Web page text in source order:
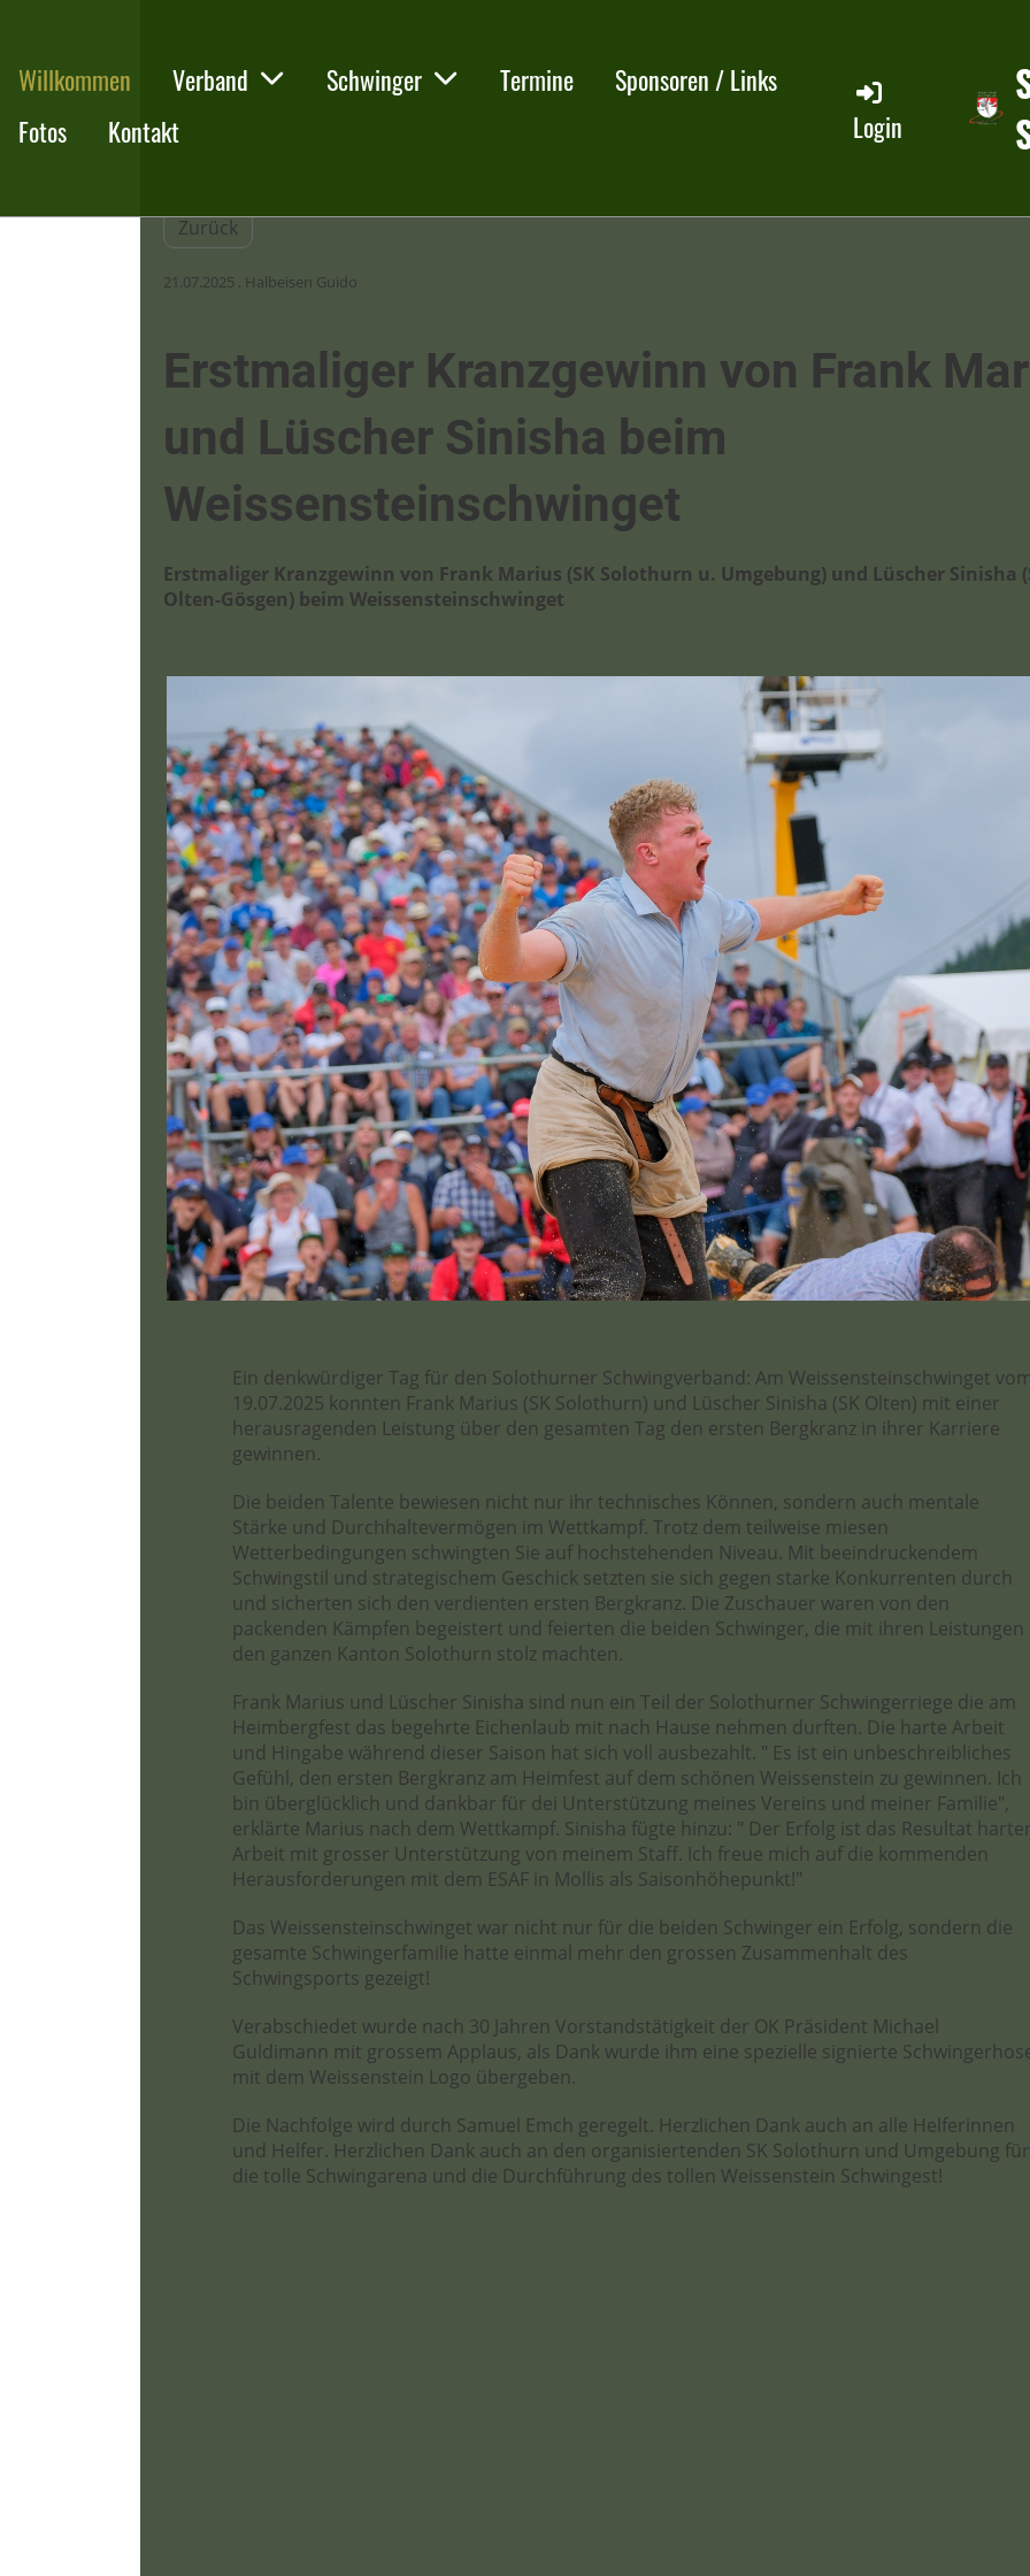
Willkommen Verband Schwinger Termine
Sponsoren / Links
Fotos
Kontakt Login
Zurück
21.07.2025 , Halbeisen Guido
Erstmaliger Kranzgewinn von Frank
und Lüscher Sinisha beim
Weissensteinschwinget
Erstmaliger Kranzgewinn von Frank Marius (SK Solothurn u. Umgebung) und Lüscher Sinisha
Olten-Gösgen) beim Weissensteinschwinget
Ein denkwürdiger Tag für den Solothurner Schwingverband: Am Weissensteinschwinget
19.07.2025 konnten Frank Marius (SK Solothurn) und Lüscher Sinisha (SK Olten) mit einer
herausragenden Leistung über den gesamten Tag den ersten Bergkranz in ihrer Karriere
gewinnen.
Die beiden Talente bewiesen nicht nur ihr technisches Können, sondern auch mentale
Stärke und Durchhaltevermögen im Wettkampf. Trotz dem teilweise miesen
Wetterbedingungen schwingten Sie auf hochstehenden Niveau. Mit beeindruckendem
Schwingstil und strategischem Geschick setzten sie sich gegen starke Konkurrenten durch
und sicherten sich den verdienten ersten Bergkranz. Die Zuschauer waren von den
packenden Kämpfen begeistert und feierten die beiden Schwinger, die mit ihren Leistungen
den ganzen Kanton Solothurn stolz machten.
Frank Marius und Lüscher Sinisha sind nun ein Teil der Solothurner Schwingerriege die am
Heimbergfest das begehrte Eichenlaub mit nach Hause nehmen durften. Die harte Arbeit
und Hingabe während dieser Saison hat sich voll ausbezahlt. " Es ist ein unbeschreibliches
Gefühl, den ersten Bergkranz am Heimfest auf dem schönen Weissenstein zu gewinnen. Ich
bin überglücklich und dankbar für dei Unterstützung meines Vereins und meiner Familie",
erklärte Marius nach dem Wettkampf. Sinisha fügte hinzu: " Der Erfolg ist das Resultat
Arbeit mit grosser Unterstützung von meinem Staff. Ich freue mich auf die kommenden
Herausforderungen mit dem ESAF in Mollis als Saisonhöhepunkt!"
Das Weissensteinschwinget war nicht nur für die beiden Schwinger ein Erfolg, sondern die
gesamte Schwingerfamilie hatte einmal mehr den grossen Zusammenhalt des
Schwingsports gezeigt!
Verabschiedet wurde nach 30 Jahren Vorstandstätigkeit der OK Präsident Michael
Guldimann mit grossem Applaus, als Dank wurde ihm eine spezielle signierte
mit dem Weissenstein Logo übergeben.
Die Nachfolge wird durch Samuel Emch geregelt. Herzlichen Dank auch an alle Helferinnen
und Helfer. Herzlichen Dank auch an den organisiertenden SK Solothurn und Umgebung für
die tolle Schwingarena und die Durchführung des tollen Weissenstein Schwingest!